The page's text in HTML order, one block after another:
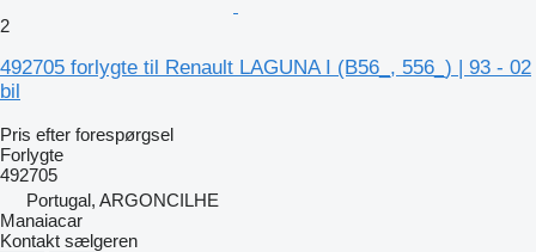
2
492705 forlygte til Renault LAGUNA I (B56_, 556_) | 93 - 02
bil
Pris efter forespørgsel
Forlygte
492705
Portugal, ARGONCILHE
Manaiacar
Kontakt sælgeren